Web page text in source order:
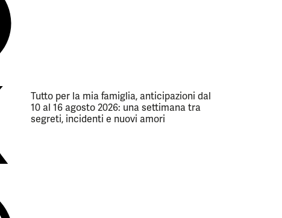
Tutto per la mia famiglia, anticipazioni dal
10 al 16 agosto 2026: una settimana tra
segreti, incidenti e nuovi amori